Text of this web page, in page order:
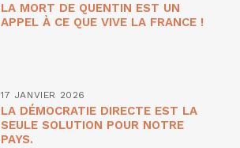
LA MORT DE QUENTIN EST UN
APPEL À CE QUE VIVE LA FRANCE !
17 JANVIER 2026
LA DÉMOCRATIE DIRECTE EST LA
SEULE SOLUTION POUR NOTRE
PAYS.